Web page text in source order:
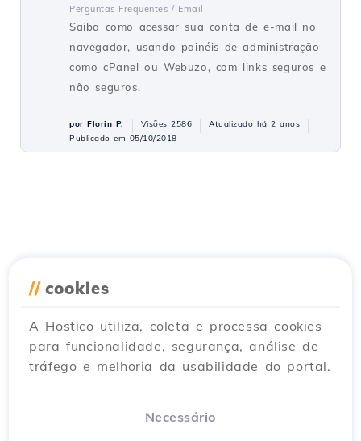
Perguntas Frequentes / Email
Saiba como acessar sua conta de e-mail no
navegador, usando painéis de administração
como cPanel ou Webuzo, com links seguros e
não seguros.
por Florin P. Visões 2586
Atualizado há 2 anos
Publicado em 05/10/2018
// cookies
A Hostico utiliza, coleta e processa cookies
para funcionalidade, segurança, análise de
tráfego e melhoria da usabilidade do portal.
Necessário